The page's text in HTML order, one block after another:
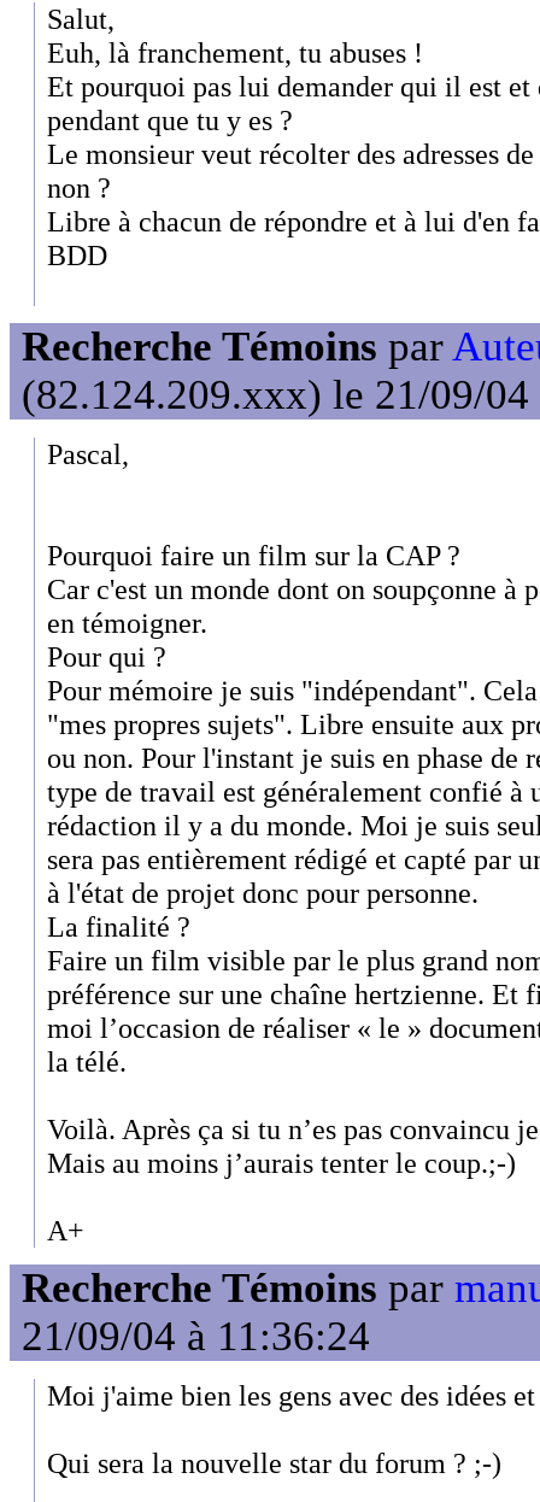
Salut,
Euh, là franchement, tu abuses !
Et pourquoi pas lui demander qui il est
pendant que tu y es ?
Le monsieur veut récolter des adresses
non ?
Libre à chacun de répondre et à lui d'en
BDD
Recherche Témoins par
(82.124.209.xxx) le 21/09/04
Pascal,
Pourquoi faire un film sur la CAP ?
Car c'est un monde dont on soupçonne à
en témoigner.
Pour qui ?
Pour mémoire je suis "indépendant".
"mes propres sujets". Libre ensuite aux
ou non. Pour l'instant je suis en phase de
type de travail est généralement confié à
rédaction il y a du monde. Moi je suis
sera pas entièrement rédigé et capté par
à l'état de projet donc pour personne.
La finalité ?
Faire un film visible par le plus grand
préférence sur une chaîne hertzienne. Et
moi l’occasion de réaliser « le »
la télé.
Voilà. Après ça si tu n’es pas convaincu
Mais au moins j’aurais tenter le coup.;-)
A+
Recherche Témoins par
21/09/04 à 11:36:24
Moi j'aime bien les gens avec des idées
Qui sera la nouvelle star du forum ? ;-)